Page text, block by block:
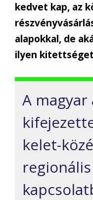
kedvet kap, az
alapokkal, de
ilyen
A
kelet-
reg